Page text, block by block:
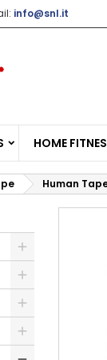
info@snl.it
HOME
Human